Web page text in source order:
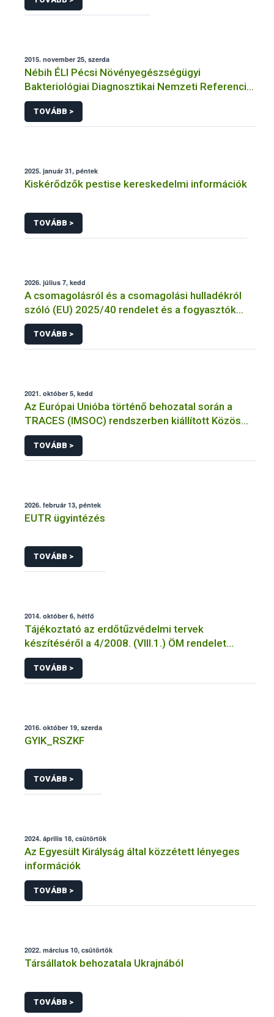
2015. november 25, szerda
Nébih ÉLI Pécsi Növényegészségügyi
Bakteriológiai Diagnosztikai Nemzeti Referencia
Laboratórium
TOVÁBB >
2025. január 31, péntek
Kiskérődzők pestise kereskedelmi információk
TOVÁBB >
2026. július 7, kedd
A csomagolásról és a csomagolási hulladékról
szóló (EU) 2025/40 rendelet és a fogyasztók
élelmiszerekkel kapcsolatos tájékoztatásáról
szóló 1169/2011/EU rendelet jelölési
kötelezettségeinek összehangolásáról szóló
TOVÁBB >
2021. október 5, kedd
Az Európai Unióba történő behozatal során a
TRACES (IMSOC) rendszerben kiállított Közös
Egészségügyi Beléptetési Okmány: KEBO-D
(angolul: CHEDD) használata
TOVÁBB >
2026. február 13, péntek
EUTR ügyintézés
TOVÁBB >
2014. október 6, hétfő
Tájékoztató az erdőtűzvédelmi tervek
készítéséről a 4/2008. (VIII.1.) ÖM rendelet
előírásai alapján
TOVÁBB >
2016. október 19, szerda
GYIK_RSZKF
TOVÁBB >
2024. április 18, csütörtök
Az Egyesült Királyság által közzétett lényeges
információk
TOVÁBB >
2022. március 10, csütörtök
Társállatok behozatala Ukrajnából
TOVÁBB >